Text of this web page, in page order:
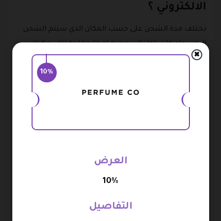
الالكتروني ؟
تختلف مدة الشحن على حسب المكان الذي سيتم الشحن
إليه سواء كان داخل السعوديه او خارجها وكذلك يمكنك
استخدام كود خصم برفيوم كو على جميع المشتريات التي
فين الشحن والتوصيل داخل مدينة الرياض يتطلب ساعتين
العربيه السعوديه والمدن فانها يتطلب من يوم عمل الى
وعمان والبحرين والأردن يتطلب من ثلاثه ايام عمل الى
10%
✖
العرض
10%
التفاصيل